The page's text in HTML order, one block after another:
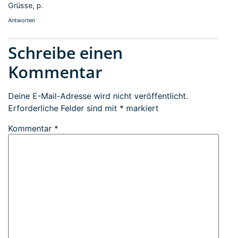
Grüsse, p.
Antworten
Schreibe einen
Kommentar
Deine E-Mail-Adresse wird nicht veröffentlicht.
Erforderliche Felder sind mit * markiert
Kommentar *